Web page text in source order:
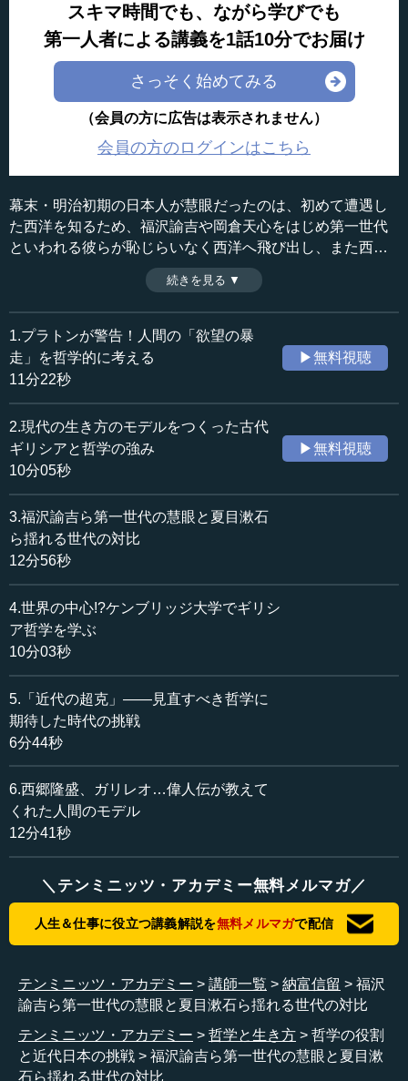
スキマ時間でも、ながら学びでも
第一人者による講義を1話10分でお届け
さっそく始めてみる
（会員の方に広告は表示されません）
会員の方のログインはこちら
幕末・明治初期の日本人が慧眼だったのは、初めて遭遇し
た西洋を知るため、福沢諭吉や岡倉天心をはじめ第一世代
といわれる彼らが恥じらいなく西洋へ飛び出し、また西洋
から入ってきた新しい学問を一斉に勉強したことだ。一
方、夏目漱石をはじめとする第二あるいは第三世代は、個
人の内面に深く入っていくことになる、いわば揺れながら
進む世代である。今回はその違いについて触れるととも
に、ギリシアにおけるペリクレスの位置づけを知り、現代
政治と照合していく。（全6話中第3話）
収録日：2023年7月28日
追加日：2023年10月14日
カテゴリー：
哲学・思想
教育
リーダー教育
≪全文≫
―― 先生のお部屋（東京大学文学部哲学研究室）を見に
行ったときに教えていただいた話では、1877年の東京大学
設立の年に、すでに哲学科があったということでした。お
話の中では、西周（にし・あまね）はもともと幕命で法律
を学ぶためにオランダへ行かされた。そして、その後ろ側
にあるものを知るために、ギリシア・ローマの哲学、ある
いはキリスト教を学ぶことが大事だと気づき、「（法律と
哲学）両方勉強させてくれ」と言ったということでした。
これは、すごいことですね。
納富 いやいや、驚くべきですが、日本の伝統や文化は本
ぐらい深いか、あるいは裏に何があるかが見えてしまう。
今の自分はこの辺でやっているけれども、実はここまで
（深いところに基礎が）あると（見える）。その感覚が重
要で、目の前のものをどうこなすかという話ではない。奥
がどこまであるかが見えないと、手前ができないというこ
とではないかと思います。
（江戸時代の）学問のレベルも、今の日本からみると儒
学や国学は訓詁的に見えますが、そこで徹底的にそういう
―― 哲学科では、最初の頃に岡倉天心がいたり嘉納治五
郎がいたり、すごい人たちばかりですね。
納富 そうですね。哲学科には、井上円了や清沢満之、大
続きを見る ▼
1.プラトンが警告！人間の「欲望の暴
走」を哲学的に考える
11分22秒
▶無料視聴
2.現代の生き方のモデルをつくった古代
ギリシアと哲学の強み
10分05秒
▶無料視聴
3.福沢諭吉ら第一世代の慧眼と夏目漱石
ら揺れる世代の対比
12分56秒
4.世界の中心!?ケンブリッジ大学でギリシ
ア哲学を学ぶ
10分03秒
5.「近代の超克」――見直すべき哲学に
期待した時代の挑戦
6分44秒
6.西郷隆盛、ガリレオ…偉人伝が教えて
くれた人間のモデル
12分41秒
＼テンミニッツ・アカデミー無料メルマガ／
人生＆仕事に役立つ講義解説を無料メルマガで配信
テンミニッツ・アカデミー 講師一覧 納富信留
福沢
諭吉ら第一世代の慧眼と夏目漱石ら揺れる世代の対比
テンミニッツ・アカデミー
哲学と生き方
哲学の役割
と近代日本の挑戦
福沢諭吉ら第一世代の慧眼と夏目漱
石ら揺れる世代の対比